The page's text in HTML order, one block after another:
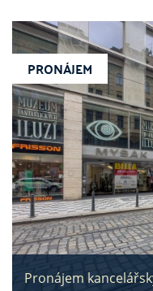
Pronájem
PRONÁJEM